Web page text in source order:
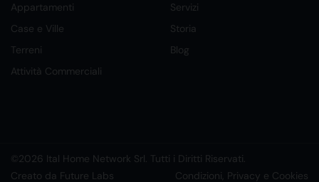
Appartamenti
Case e Ville
Terreni
Attività Commerciali
Servizi
Storia
Blog
©2026 Ital Home Network Srl. Tutti i Diritti Riservati.
Creato da Future Labs
Condizioni, Privacy e Cookies